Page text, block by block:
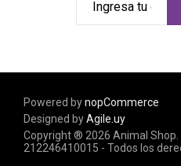
Powered bynopCommerce
Designed byAgile.uy
Copyright ® 2026 Animal Shop.
212246410015 - Todos los